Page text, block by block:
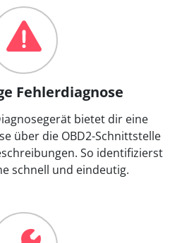
Fehlerdiagnose
bietet dir eine
über die OBD2-Schnittstelle
So identifizierst
schnell und eindeutig.